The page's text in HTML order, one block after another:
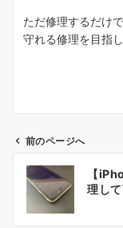
ただ修理するだけ
守れる修理を目指し
前のページへ
【
理して